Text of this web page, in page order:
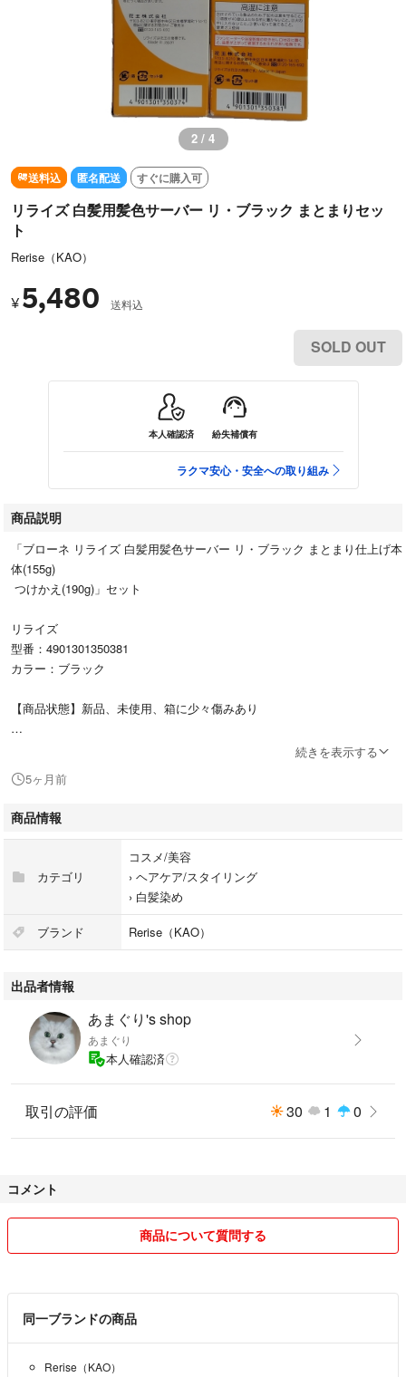
2 / 4
送料込 匿名配送 すぐに購入可
リライズ 白髪用髪色サーバー リ・ブラック まとまりセッ
ト
Rerise（KAO）
¥ 5,480 送料込
SOLD OUT
本人確認済 紛失補償有
ラクマ安心・安全への取り組み
商品説明
「ブローネ リライズ 白髪用髪色サーバー リ・ブラック まとまり仕上げ本
体(155g)
つけかえ(190g)」セット
リライズ
型番：4901301350381
カラー：ブラック
【商品状態】新品、未使用、箱に少々傷みあり
#コスメ/美容
#ヘアケア/スタイリング
#白髪染め
続きを表示する
5ヶ月前
商品情報
カテゴリ
コスメ/美容
› ヘアケア/スタイリング
› 白髪染め
ブランド Rerise（KAO）
出品者情報
あまぐり's shop
あまぐり
本人確認済
取引の評価 30 1 0
コメント
商品について質問する
同一ブランドの商品
Rerise（KAO）